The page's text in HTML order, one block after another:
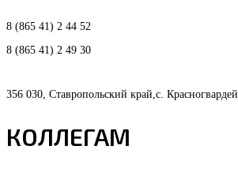
8 (865 41) 2 44 52
8 (865 41) 2 49 30
356 030, Ставропольский край,с.
КОЛЛЕГАМ